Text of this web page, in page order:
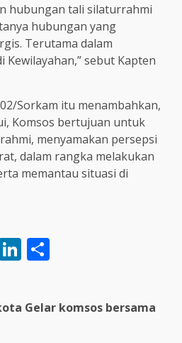
hubungan tali silaturrahmi
hubungan yang
Terutama dalam
Kewilayahan,” sebut Kapten
Sorkam itu menambahkan,
Komsos bertujuan untuk
menyamakan persepsi
dalam rangka melakukan
memantau situasi di
LinkedIn
Gelar komsos bersama